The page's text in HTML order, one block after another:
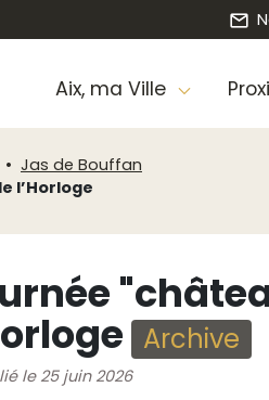
Aix, ma Ville
Jas de Bouffan
l’Horloge
Archive
le 25 juin 2026